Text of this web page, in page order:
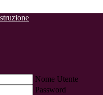
Nome Utente
Password